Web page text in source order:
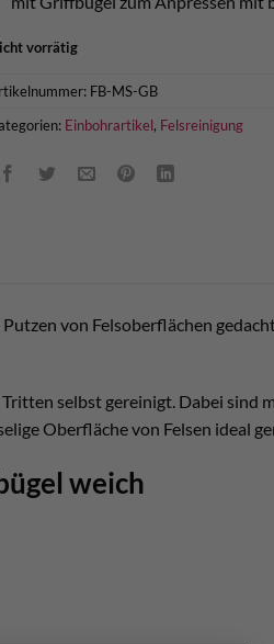
vorrätig
FB-MS-GB
Einbohrartikel, Felsreinigung
von Felsoberflächen
selbst gereinigt. Dabei sind
Oberfläche von Felsen ideal
weich